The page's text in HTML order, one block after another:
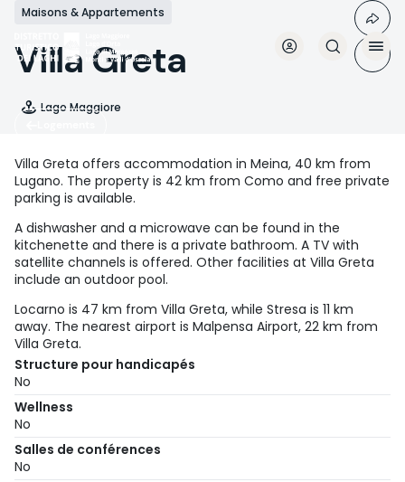
Aller
contenu
principal
Maisons & Appartements
Villa Greta
Lago Maggiore
Villa Greta offers accommodation in Meina, 40 km from
Lugano. The property is 42 km from Como and free private
parking is available.
A dishwasher and a microwave can be found in the
kitchenette and there is a private bathroom. A TV with
satellite channels is offered. Other facilities at Villa Greta
include an outdoor pool.
Locarno is 47 km from Villa Greta, while Stresa is 11 km
away. The nearest airport is Malpensa Airport, 22 km from
Villa Greta.
Structure pour handicapés
No
Wellness
No
Salles de conférences
No